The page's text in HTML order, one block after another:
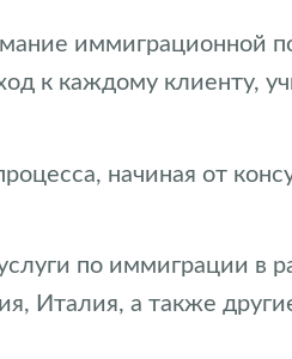
иммиграционной
к каждому клиенту,
начиная от
по иммиграции в
Италия, а также